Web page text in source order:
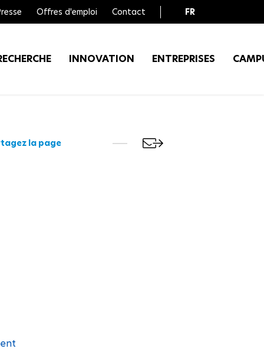
Offres d'emploi Contact FR
INNOVATION ENTREPRISES
la page